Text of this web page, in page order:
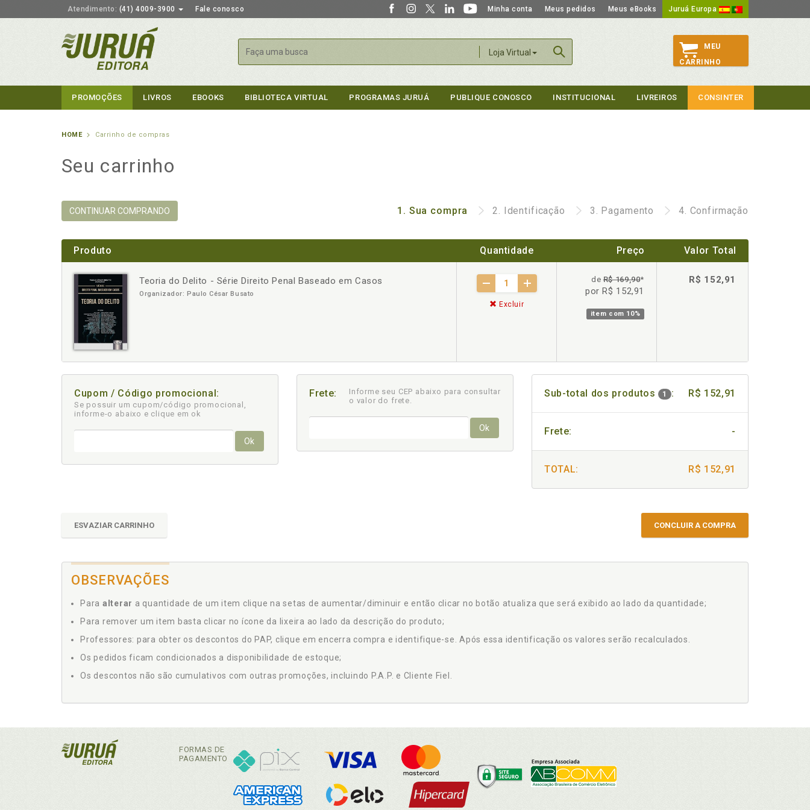
Atendimento: (41) 4009-3900 Fale conosco Minha conta Meus pedidos Meus eBooks Juruá Europa
Loja Virtual
Buscar
MEU
CARRINHO
PROMOÇÕES LIVROS EBOOKS BIBLIOTECA VIRTUAL PROGRAMAS JURUÁ PUBLIQUE CONOSCO INSTITUCIONAL LIVREIROS CONSINTER
HOME Carrinho de compras
Seu carrinho
CONTINUAR COMPRANDO 1. Sua compra 2. Identificação 3. Pagamento 4. Confirmação
Produto Quantidade Preço Valor Total
Teoria do Delito - Série Direito Penal Baseado em Casos
Organizador: Paulo César Busato
- +
Excluir
deR$ 169,90*
por R$ 152,91
item com 10%
R$ 152,91
Cupom / Código promocional:
Se possuir um cupom/código promocional,
informe-o abaixo e clique em ok
Ok
Frete:
Informe seu CEP abaixo para consultar
o valor do frete.
Ok
Sub-total dos produtos 1 : R$ 152,91
Frete: -
TOTAL: R$ 152,91
ESVAZIAR CARRINHO CONCLUIR A COMPRA
OBSERVAÇÕES
Para alterar a quantidade de um item clique na setas de aumentar/diminuir e então clicar no botão atualiza que será exibido ao lado da quantidade;
Para remover um item basta clicar no ícone da lixeira ao lado da descrição do produto;
Professores: para obter os descontos do PAP, clique em encerra compra e identifique-se. Após essa identificação os valores serão recalculados.
Os pedidos ficam condicionados a disponibilidade de estoque;
Os descontos não são cumulativos com outras promoções, incluindo P.A.P. e Cliente Fiel.
FORMAS DE
PAGAMENTO